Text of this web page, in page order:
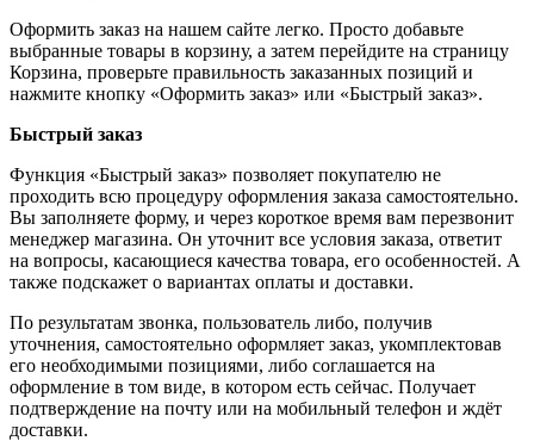
Оформить заказ на нашем сайте легко. Просто добавьте
выбранные товары в корзину, а затем перейдите на страницу
Корзина, проверьте правильность заказанных позиций и
нажмите кнопку «Оформить заказ» или «Быстрый заказ».
Быстрый заказ
Функция «Быстрый заказ» позволяет покупателю не
проходить всю процедуру оформления заказа самостоятельно.
Вы заполняете форму, и через короткое время вам перезвонит
менеджер магазина. Он уточнит все условия заказа, ответит
на вопросы, касающиеся качества товара, его особенностей. А
также подскажет о вариантах оплаты и доставки.
По результатам звонка, пользователь либо, получив
уточнения, самостоятельно оформляет заказ, укомплектовав
его необходимыми позициями, либо соглашается на
оформление в том виде, в котором есть сейчас. Получает
подтверждение на почту или на мобильный телефон и ждёт
доставки.